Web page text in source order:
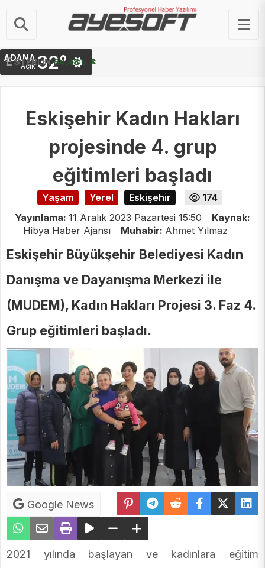
STERLIN 64.48 ₺
ADANA
Açık 32°
Eskişehir Kadın Hakları
projesinde 4. grup
eğitimleri başladı
Yaşam Yerel Eskişehir
174
Yayınlama: 11 Aralık 2023 Pazartesi 15:50
Kaynak:
Hibya Haber Ajansı
Muhabir: Ahmet Yılmaz
Eskişehir Büyükşehir Belediyesi Kadın
Danışma ve Dayanışma Merkezi ile
(MUDEM), Kadın Hakları Projesi 3. Faz 4.
Grup eğitimleri başladı.
Google News
2021 yılında başlayan ve kadınlara eğitim